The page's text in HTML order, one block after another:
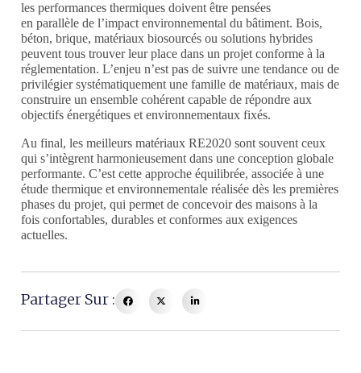
les performances thermiques doivent être pensées
en parallèle de l’impact environnemental du bâtiment. Bois,
béton, brique, matériaux biosourcés ou solutions hybrides
peuvent tous trouver leurplace dans un projet conforme à la
réglementation. L’enjeu n’est pas de suivre une tendance ou de
privilégier systématiquement une famille de matériaux, mais de
construire un ensemble cohérent capable de répondre aux
objectifs énergétiques et environnementaux fixés.
Au final, les meilleurs matériaux RE2020 sont souvent ceux
qui s’intègrent harmonieusement dans une conception globale
performante. C’est cette approche équilibrée, associée à une
étude thermique et environnementale réalisée dès les premières
phases du projet, qui permet de concevoir des maisons à la
fois confortables, durables et conformes aux exigences
actuelles.
Partager Sur :